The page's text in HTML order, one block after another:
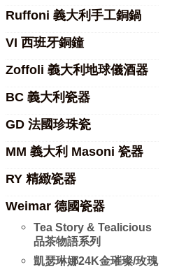
Ruffoni 義大利手工銅鍋
VI 西班牙銅鐘
Zoffoli 義大利地球儀酒器
BC 義大利瓷器
GD 法國珍珠瓷
MM 義大利 Masoni 瓷器
RY 精緻瓷器
Weimar 德國瓷器
Tea Story & Tealicious
品茶物語系列
凱瑟琳娜24K金璀璨/玫瑰